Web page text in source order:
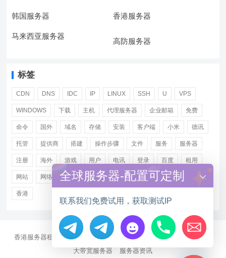
韩国服务器 香港服务器
马来西亚服务器
高防服务器
标签
CDN DNS IDC IP LINUX SSH U VPS
WINDOWS 下载 主机 代理服务器 企业邮箱 免费
命令 国外 域名 存储 安装 客户端 小米 德讯
托管 提供商 搭建 操作步骤 文件 服务 服务器
注册 海外 游戏 用户 电讯 登录 百度 租用
网站 网络 腾讯 虚拟主机 证书 配置 阿里
香港
香港服务器租用 海外CN2服务器 站群多IP服务器
海外云服务器
大带宽服务器
服务器资讯
Hide chaty
全球服务器-配置可定制
联系我们免费试用，获取测试IP